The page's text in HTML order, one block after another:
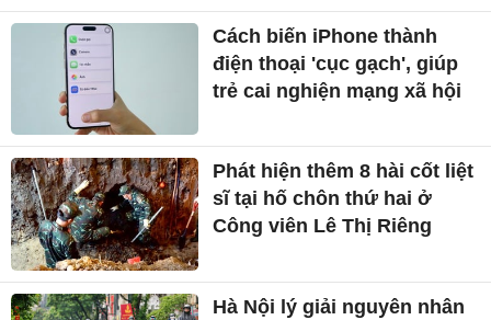
Cách biến iPhone thành
điện thoại 'cục gạch', giúp
trẻ cai nghiện mạng xã hội
Phát hiện thêm 8 hài cốt liệt
sĩ tại hố chôn thứ hai ở
Công viên Lê Thị Riêng
Hà Nội lý giải nguyên nhân